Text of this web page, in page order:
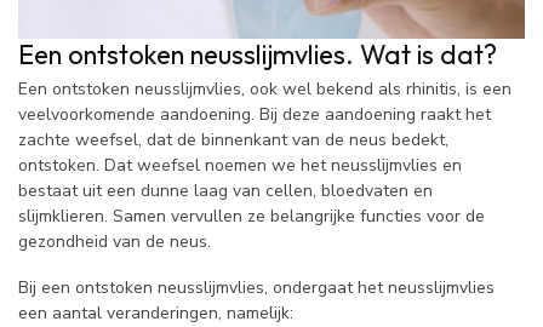
Een ontstoken neusslijmvlies. Wat is dat?
Een ontstoken neusslijmvlies, ook wel bekend als rhinitis, is een
veelvoorkomende aandoening. Bij deze aandoening raakt het
zachte weefsel, dat de binnenkant van de neus bedekt,
ontstoken. Dat weefsel noemen we het neusslijmvlies en
bestaat uit een dunne laag van cellen, bloedvaten en
slijmklieren. Samen vervullen ze belangrijke functies voor de
gezondheid van de neus.
Bij een ontstoken neusslijmvlies, ondergaat het neusslijmvlies
een aantal veranderingen, namelijk: